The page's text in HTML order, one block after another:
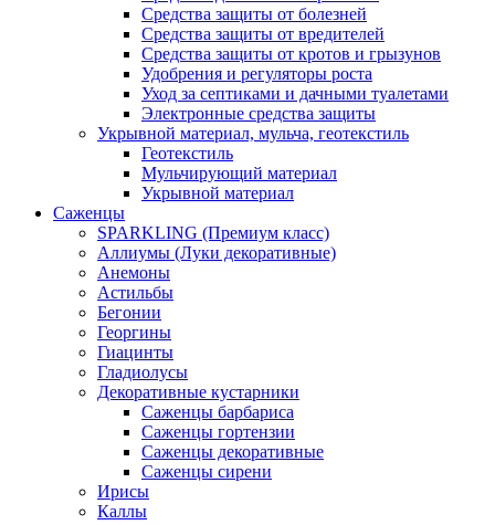
Средства защиты от болезней
Средства защиты от вредителей
Средства защиты от кротов и грызунов
Удобрения и регуляторы роста
Уход за септиками и дачными туалетами
Электронные средства защиты
Укрывной материал, мульча, геотекстиль
Геотекстиль
Мульчирующий материал
Укрывной материал
Саженцы
SPARKLING (Премиум класс)
Аллиумы (Луки декоративные)
Анемоны
Астильбы
Бегонии
Георгины
Гиацинты
Гладиолусы
Декоративные кустарники
Саженцы барбариса
Саженцы гортензии
Саженцы декоративные
Саженцы сирени
Ирисы
Каллы